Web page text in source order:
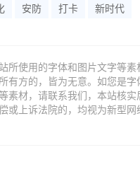
安防 打卡 新时代
所使用的字体和图片文字等
有方的，皆为无意。如您是
素材，请联系我们，本站核
或上诉法院的，均视为新型